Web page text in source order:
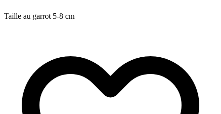
Taille au garrot 5-8 cm